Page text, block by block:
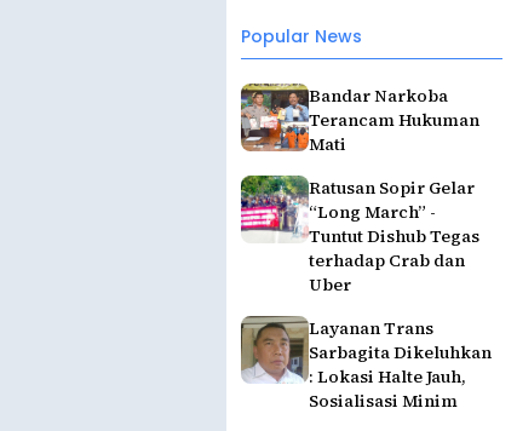
Popular News
Bandar Narkoba
Terancam Hukuman
Mati
Ratusan Sopir Gelar
“Long March” -
Tuntut Dishub Tegas
terhadap Crab dan
Uber
Layanan Trans
Sarbagita Dikeluhkan
: Lokasi Halte Jauh,
Sosialisasi Minim